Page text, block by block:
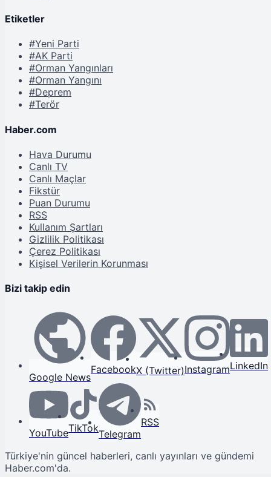
Etiketler
#Yeni Parti
#AK Parti
#Orman Yangınları
#Orman Yangını
#Deprem
#Terör
Haber.com
Hava Durumu
Canlı TV
Canlı Maçlar
Fikstür
Puan Durumu
RSS
Kullanım Şartları
Gizlilik Politikası
Çerez Politikası
Kişisel Verilerin Korunması
Bizi takip edin
Google News
FacebookX (Twitter)InstagramLinkedIn
YouTubeTikTokTelegram
RSS
Türkiye'nin güncel haberleri, canlı yayınları ve gündemi
Haber.com'da.